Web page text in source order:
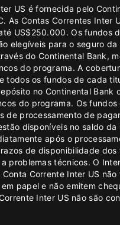
US é fornecida pelo
As Contas Correntes Inter
US$250.000. Os fundos
elegíveis para o seguro da
do Continental Bank,
do programa. A
todos os fundos de cada
no Continental Bank
do programa. Os fundos
de processamento de
disponíveis no saldo da
após o
de disponibilidade dos
problemas técnicos. O
Corrente Inter US não
papel e não emitem
Inter US não são